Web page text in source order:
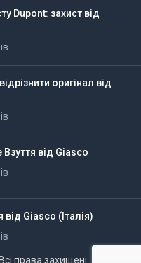
Dupont: захист від
оригінал від
Взуття від Giasco
від Giasco (Італія)
Всі права захищені